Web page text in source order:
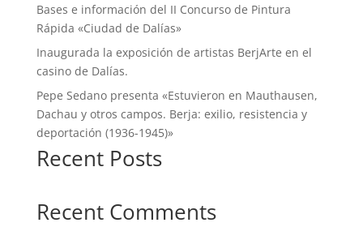
Bases e información del II Concurso de Pintura
Rápida «Ciudad de Dalías»
Inaugurada la exposición de artistas BerjArte en el
casino de Dalías.
Pepe Sedano presenta «Estuvieron en Mauthausen,
Dachau y otros campos. Berja: exilio, resistencia y
deportación (1936-1945)»
Recent Posts
Recent Comments